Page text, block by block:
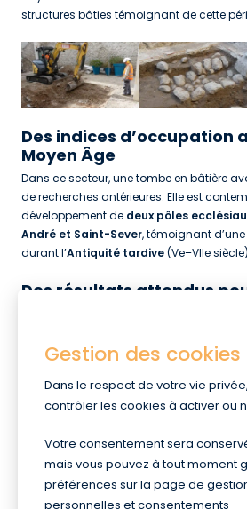
structures bâties témoignant de cette
Des indices d’occupation
Moyen Âge
Dans ce secteur, une tombe en bâtière
de recherches antérieures. Elle est
développement de deux pôles
André et Saint-Sever, témoignant
durant l’Antiquité tardive(Ve–VIIe
Des résultats attendus
serarendu début 2026.
nature et l’évolution de l’occupation
quartierd’Agde.
Toutes les actualités
Gestion des cookies
Dans le respect de votre vie
contrôler les cookies à activer ou
Votre consentement sera
mais vous pouvez à tout moment
préférences sur la page de
personnelles et consentements